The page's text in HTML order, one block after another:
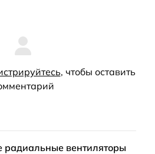
, чтобы оставить
радиальные вентиляторы